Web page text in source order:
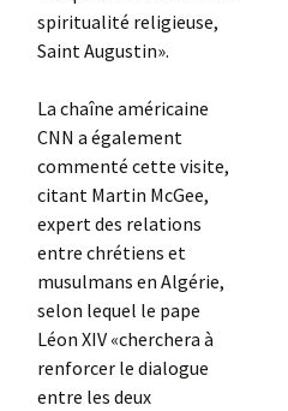
spiritualité religieuse,
Saint Augustin».
La chaîne américaine
CNN a également
commenté cette visite,
citant Martin McGee,
expert des relations
entre chrétiens et
musulmans en Algérie,
selon lequel le pape
Léon XIV «cherchera à
renforcer le dialogue
entre les deux